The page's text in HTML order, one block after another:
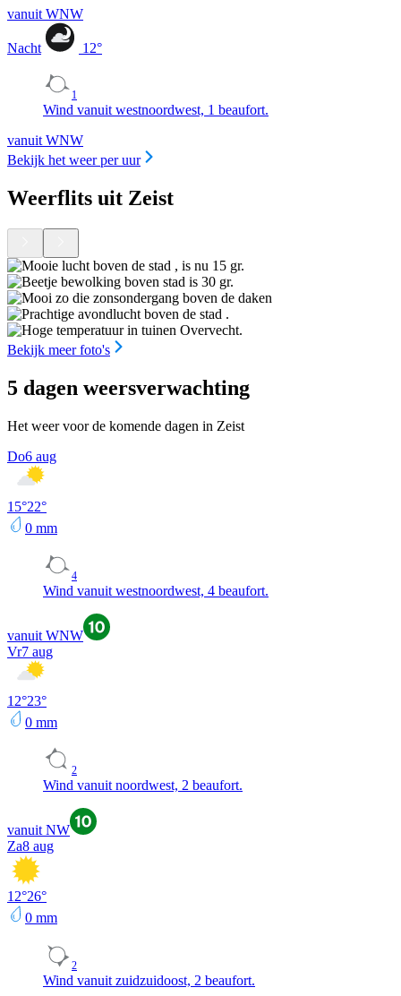
vanuit WNW
Nacht 12°
1
Wind vanuit westnoordwest, 1 beaufort.
vanuit WNW
Bekijk het weer per uur
Weerflits uit Zeist
Bekijk meer foto's
5 dagen weersverwachting
Het weer voor de komende dagen in Zeist
Do6 aug
15°22°
0 mm
4
Wind vanuit westnoordwest, 4 beaufort.
vanuit WNW
Vr7 aug
12°23°
0 mm
2
Wind vanuit noordwest, 2 beaufort.
vanuit NW
Za8 aug
12°26°
0 mm
2
Wind vanuit zuidzuidoost, 2 beaufort.